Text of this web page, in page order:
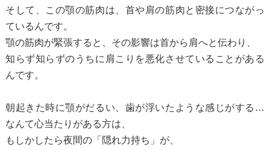
そして、この顎の筋肉は、首や肩の筋肉と密接につながっ
ているんです。
顎の筋肉が緊張すると、その影響は首から肩へと伝わり、
知らず知らずのうちに肩こりを悪化させていることがある
んです。
朝起きた時に顎がだるい、歯が浮いたような感じがする…
なんて心当たりがある方は、
もしかしたら夜間の「隠れ力持ち」が、